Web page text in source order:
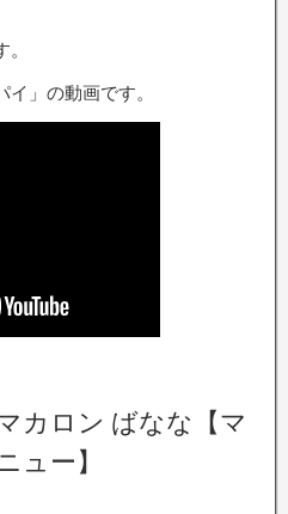
」の動画です。
カロン ばなな【マ
ュー】